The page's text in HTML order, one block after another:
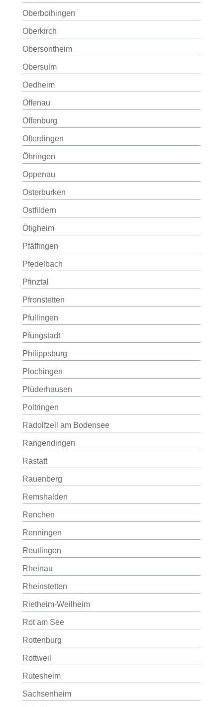
Oberboihingen
Oberkirch
Obersontheim
Obersulm
Oedheim
Offenau
Offenburg
Ofterdingen
Öhringen
Oppenau
Osterburken
Ostfildern
Ötigheim
Pfäffingen
Pfedelbach
Pfinztal
Pfronstetten
Pfullingen
Pfungstadt
Philippsburg
Plochingen
Plüderhausen
Poltringen
Radolfzell am Bodensee
Rangendingen
Rastatt
Rauenberg
Remshalden
Renchen
Renningen
Reutlingen
Rheinau
Rheinstetten
Rietheim-Weilheim
Rot am See
Rottenburg
Rottweil
Rutesheim
Sachsenheim